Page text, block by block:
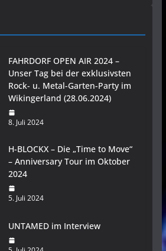
FAHRDORF OPEN AIR 2024 –
Unser Tag bei der exklusivsten
Rock- u. Metal-Garten-Party im
Wikingerland (28.06.2024)
8. Juli 2024
H-BLOCKX – Die „Time to Move“
– Anniversary Tour im Oktober
2024
5. Juli 2024
UNTAMED im Interview